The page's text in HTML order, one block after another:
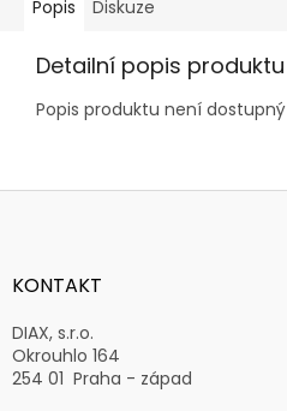
Popis Diskuze
Detailní popis produktu
Popis produktu není dostupný
Z
aKONTAKT
DIAX, s.r.o.
Okrouhlo 164
254 01 Praha - západ